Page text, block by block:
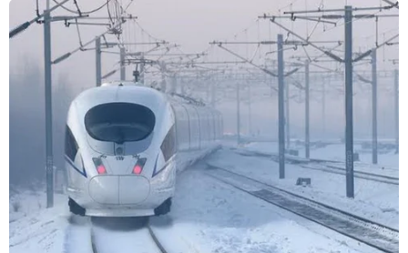
vào Biển Đông?
05/08/2026 04:56
Áp thấp nhiệt đới mạnh lên thành
bão số 3, vùng ven biển không bị ảnh
hưởng
05/08/2026 01:41
Mưa lũ, sạt lở tại Sri Lanka khiến 5